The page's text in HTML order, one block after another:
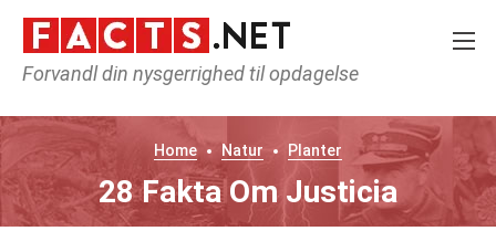
Forvandl din nysgerrighed til opdagelse
Home Natur Planter
28 Fakta Om Justicia